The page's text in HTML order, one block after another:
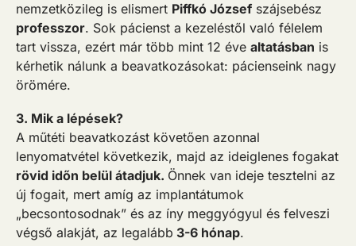
nemzetközileg is elismert Piffkó József szájsebész
professzor. Sok pácienst a kezeléstől való félelem
tart vissza, ezért már több mint 12 éve altatásban is
kérhetik nálunk a beavatkozásokat: pácienseink nagy
örömére.
3. Mik a lépések?
A műtéti beavatkozást követően azonnal
lenyomatvétel következik, majd az ideiglenes fogakat
rövid időn belül átadjuk. Önnek van ideje tesztelni az
új fogait, mert amíg az implantátumok
„becsontosodnak” és az íny meggyógyul és felveszi
végső alakját, az legalább 3-6 hónap.